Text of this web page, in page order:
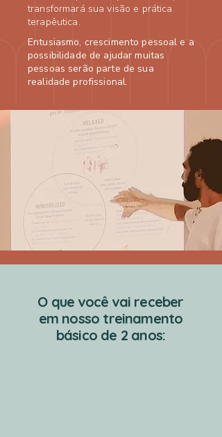
transformará sua visão e prática
terapêutica.
Entusiasmo, crescimento pessoal e a
possibilidade de ajudar muitas
pessoas serão parte de sua
realidade profissional.
O que você vai receber
em nosso treinamento
básico de 2 anos: